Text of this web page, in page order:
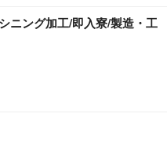
ニング加工/即入寮/製造・工